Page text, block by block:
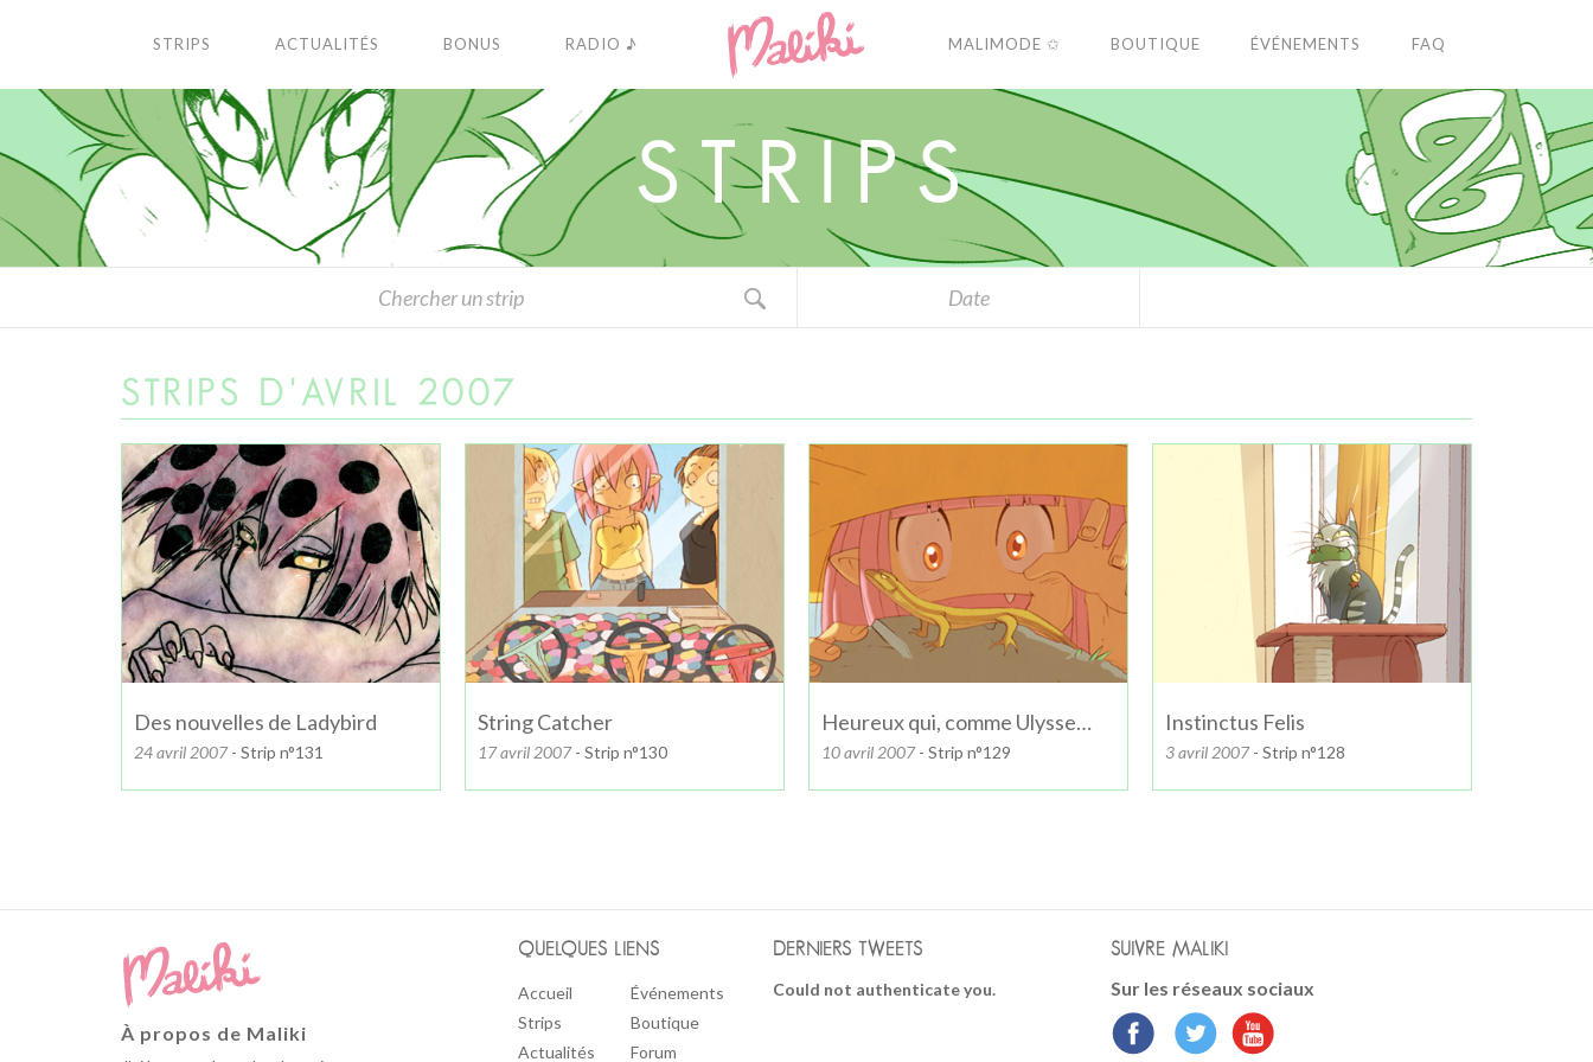
STRIPS ACTUALITÉS BONUS RADIO ♪ MALIMODE ✩ BOUTIQUE ÉVÉNEMENTS FAQ
S T R P S
Date
STRIPS D'AVRIL 2007
Des nouvelles de Ladybird
24 avril 2007- Strip n°131
String Catcher
17 avril 2007- Strip n°130
Heureux qui, comme Ulysse…
10 avril 2007- Strip n°129
Instinctus Felis
3 avril 2007- Strip n°128
À propos de Maliki
QUELQUES LIENS
Accueil
Strips
Actualités
Événements
Boutique
Forum
DERNIERS TWEETS
Could not authenticate you.
SUIVRE MALIKI
Sur les réseaux sociaux